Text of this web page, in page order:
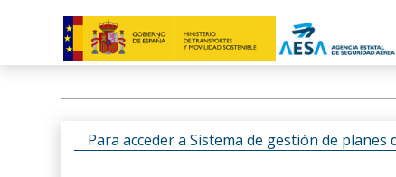
Para acceder a Sistema de gestión de